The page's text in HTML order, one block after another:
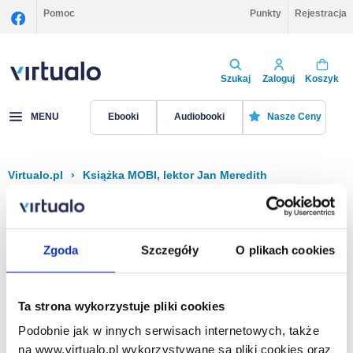
Zgoda Szczegóły O plikach cookies
Ta strona wykorzystuje pliki cookies
Podobnie jak w innych serwisach internetowych, także
na www.virtualo.pl wykorzystywane są pliki cookies oraz
Pomoc Punkty Rejestracja
Szukaj Zaloguj Koszyk
MENU Ebooki Audiobooki Nasze Ceny
Virtualo.pl › Książka MOBI, lektor Jan Meredith
Filtruj Sortuj
Na stronie